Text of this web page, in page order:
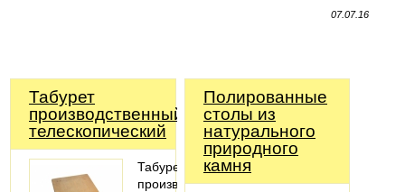
07.07.16
Табурет
производственный
телескопический
Табурет
производственный
Полированные
столы из
натурального
природного
камня